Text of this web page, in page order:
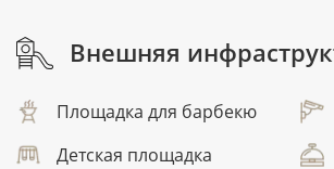
Внешняя
Площадка для барбекю
Детская площадка